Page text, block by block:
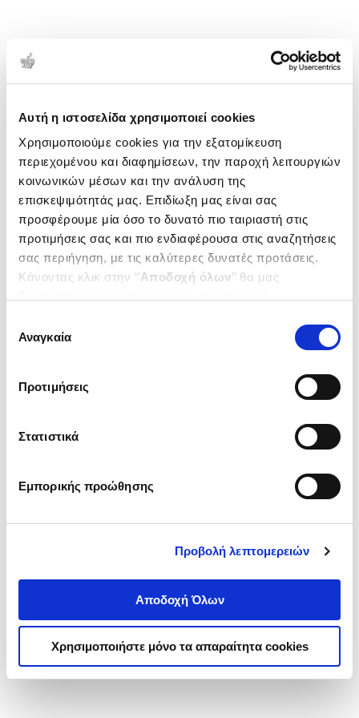
Αυτή η ιστοσελίδα χρησιμοποιεί cookies
Χρησιμοποιούμε cookies για την εξατομίκευση
περιεχομένου και διαφημίσεων, την παροχή λειτουργιών
κοινωνικών μέσων και την ανάλυση της
επισκεψιμότητάς μας. Επιδίωξη μας είναι σας
προσφέρουμε μία όσο το δυνατό πιο ταιριαστή στις
προτιμήσεις σας και πιο ενδιαφέρουσα στις αναζητήσεις
σας περιήγηση, με τις καλύτερες δυνατές προτάσεις.
Κάνοντας κλικ στην ‘’Αποδοχή όλων’’ θα μας
ενδιαφέρουν και να επιλέξετε από τα παρακάτω με την
΄΄και να ενημερωθείτε σχετικά με
συγκατάθεσης
Αναγκαία
Προτιμήσεις
Στατιστικά
Εμπορικής προώθησης
Προβολή λεπτομερειών
Αποδοχή Όλων
Χρησιμοποιήστε μόνο τα απαραίτητα cookies